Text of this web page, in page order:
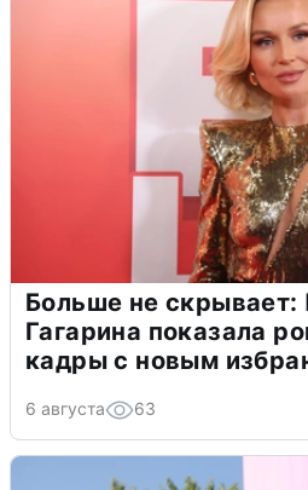
Больше не скрывает:
Гагарина показала
кадры с новым
6 августа 63